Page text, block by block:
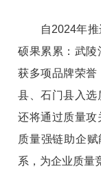
自2024年推
硕果累累：武陵
获多项品牌荣誉
县、石门县入选
还将通过质量攻
质量强链助企
系，为企业质量